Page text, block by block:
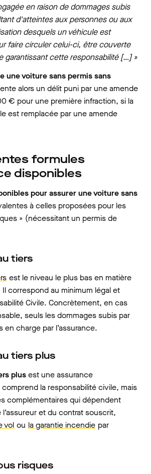
en raison de dommages subis
d'atteintes aux personnes ou aux
desquels un véhicule est
faire circuler celui-ci, être couverte
garantissant cette responsabilité […] »
une voiture sans permis sans
alors un délit puni par une amende
€ pour une première infraction, si la
est remplacée par une amende
formules
disponibles
pour assurer une voiture sans
à celles proposées pour les
» (nécessitant un permis de
tiers
est le niveau le plus bas en matière
Il correspond au minimum légal et
Civile. Concrètement, en cas
seuls les dommages subis par
en charge par l’assurance.
tiers plus
plusest une assurance
comprend la responsabilité civile, mais
complémentaires qui dépendent
et du contrat souscrit,
vol ou la garantie incendie par
risques